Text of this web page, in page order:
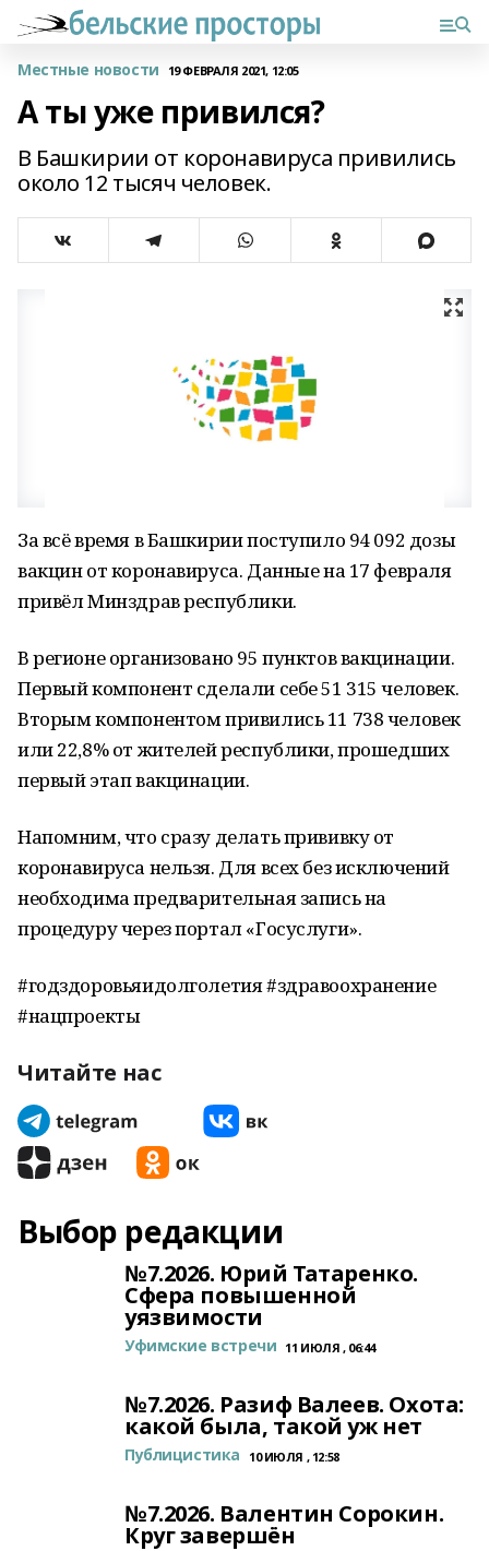
Местные новости 19 ФЕВРАЛЯ 2021, 12:05
А ты уже привился?
В Башкирии от коронавируса привились
около 12 тысяч человек.
За всё время в Башкирии поступило 94 092 дозы
вакцин от коронавируса. Данные на 17 февраля
привёл Минздрав республики.
В регионе организовано 95 пунктов вакцинации.
Первый компонент сделали себе 51 315 человек.
Вторым компонентом привились 11 738 человек
или 22,8% от жителей республики, прошедших
первый этап вакцинации.
Напомним, что сразу делать прививку от
коронавируса нельзя. Для всех без исключений
необходима предварительная запись на
процедуру через портал «Госуслуги».
#годздоровьяидолголетия #здравоохранение
#нацпроекты
Читайте нас
Выбор редакции
№7.2026. Юрий Татаренко.
Сфера повышенной
уязвимости
Уфимские встречи 11 ИЮЛЯ , 06:44
№7.2026. Разиф Валеев. Охота:
какой была, такой уж нет
Публицистика 10 ИЮЛЯ , 12:58
№7.2026. Валентин Сорокин.
Круг завершён